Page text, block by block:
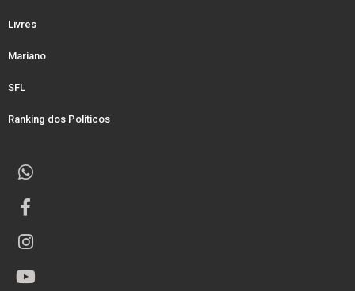
Livres
Mariano
SFL
Ranking dos Politicos